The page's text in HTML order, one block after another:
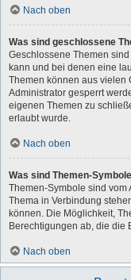
Nach oben
Was sind geschlossene
Geschlossene Themen
kann und bei denen eine
Themen können aus vielen
Administrator gesperrt
eigenen Themen zu
erlaubt wurde.
Nach oben
Was sind Themen-
Themen-Symbole sind vom
Thema in Verbindung
können. Die Möglichkeit,
Berechtigungen ab, die die
Nach oben